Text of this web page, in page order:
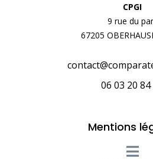
CPGI
9 rue du
67205
06 03 20 84
Mentions